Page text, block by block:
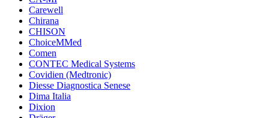
Carewell
Chirana
CHISON
ChoiceMMed
Comen
CONTEC Medical Systems
Covidien (Medtronic)
Diesse Diagnostica Senese
Dima Italia
Dixion